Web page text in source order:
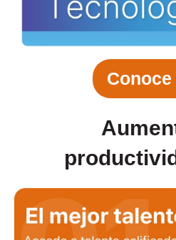
Conoce